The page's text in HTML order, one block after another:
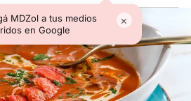
MDZol a tus medios
en Google
×